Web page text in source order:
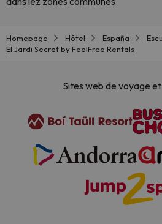
Homepage Hôtel España
El Jardi Secret by FeelFree Rentals
Sites web de voyage